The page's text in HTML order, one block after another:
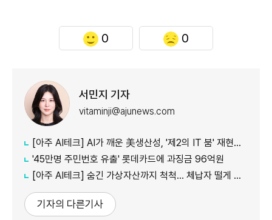
0 0
서민지 기자
vitaminji@ajunews.com
[아주 AI테크] AI가 깨운 美생산성, '제2의 IT 붐' 재현되나
'45만명 주민번호 유출' 롯데카드에 과징금 96억원
[아주 AI테크] 숨긴 가상자산까지 척척... 체납자 떨게 하는 'AI 수사관'
기자의 다른기사